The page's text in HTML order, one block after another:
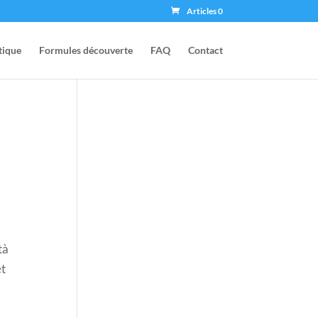
Articles 0
Formules découverte FAQ Contact